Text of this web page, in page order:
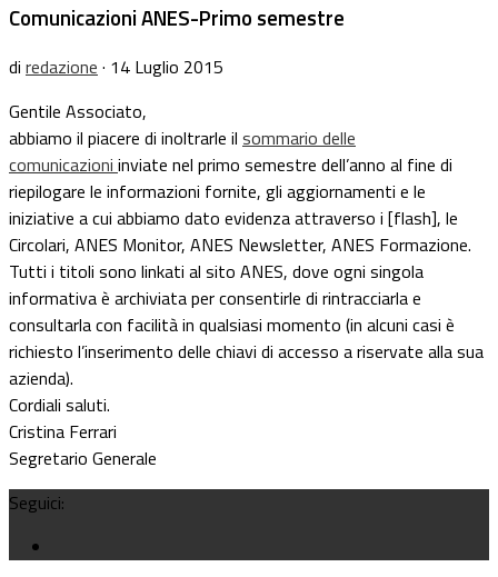
Comunicazioni ANES-Primo semestre
di redazione · 14 Luglio 2015
Gentile Associato,
abbiamo il piacere di inoltrarle il sommario delle
comunicazioni inviate nel primo semestre dell’anno al fine di
riepilogare le informazioni fornite, gli aggiornamenti e le
iniziative a cui abbiamo dato evidenza attraverso i [flash], le
Circolari, ANES Monitor, ANES Newsletter, ANES Formazione.
Tutti i titoli sono linkati al sito ANES, dove ogni singola
informativa è archiviata per consentirle di rintracciarla e
consultarla con facilità in qualsiasi momento (in alcuni casi è
richiesto l’inserimento delle chiavi di accesso a riservate alla sua
azienda).
Cordiali saluti.
Cristina Ferrari
Segretario Generale
Seguici: